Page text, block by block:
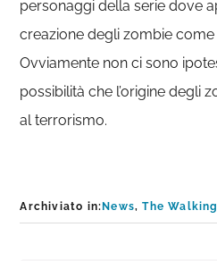
personaggi della serie dove
creazione degli zombie come
Ovviamente non ci sono
possibilità che l’origine degli
al terrorismo.
Archiviato in: News,The